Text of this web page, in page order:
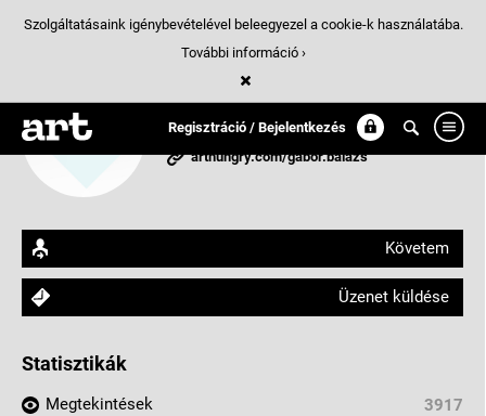
Regisztráció / Bejelentkezés
Hyper Creators
Budapest, Magyarország
arthungry.com/gabor.balazs
Követem
Üzenet küldése
Statisztikák
Megtekintések
3917
Szolgáltatásaink igénybevételével beleegyezel a cookie-k használatába.
További információ ›